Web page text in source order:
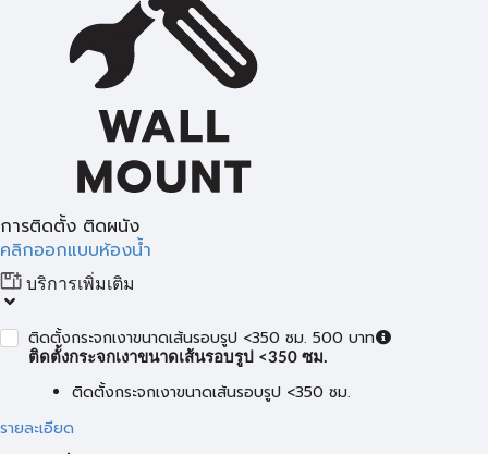
การติดตั้ง ติดผนัง
คลิกออกแบบห้องน้ำ
บริการเพิ่มเติม
ติดตั้งกระจกเงาขนาดเส้นรอบรูป <350 ซม. 500 บาท
ติดตั้งกระจกเงาขนาดเส้นรอบรูป <350 ซม.
ติดตั้งกระจกเงาขนาดเส้นรอบรูป <350 ซม.
รายละเอียด